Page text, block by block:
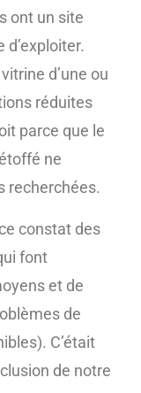
ont un site
d’exploiter.
d’une ou
réduites
parce que le
ne
recherchées.
constat des
font
et de
de
C’était
de notre